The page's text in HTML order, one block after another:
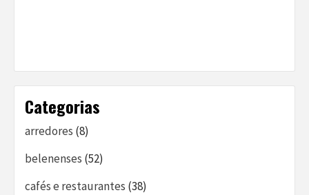
Categorias
arredores (8)
belenenses (52)
cafés e restaurantes (38)